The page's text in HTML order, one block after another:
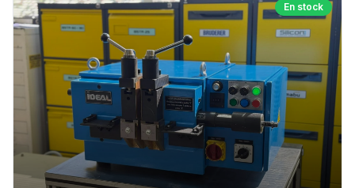
En stock